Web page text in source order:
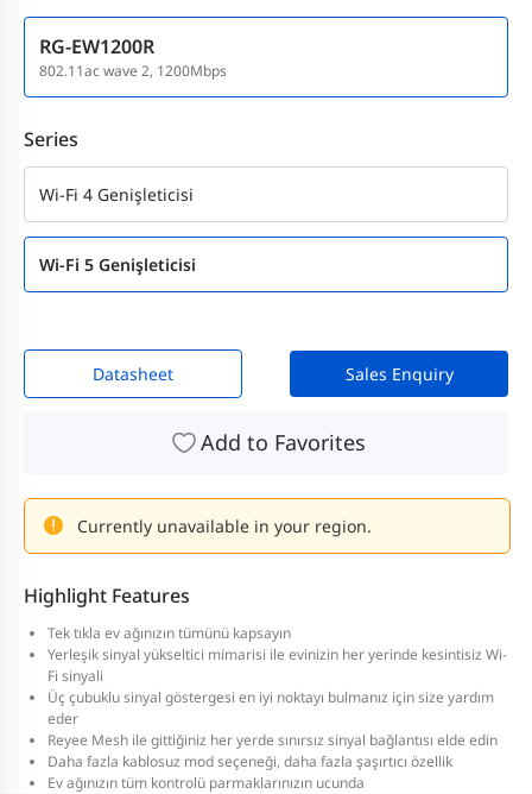
RG-EW1200R
802.11ac wave 2, 1200Mbps
Series
Wi-Fi 4 Genişleticisi
Wi-Fi 5 Genişleticisi
Datasheet Sales Enquiry
Add to Favorites
Currently unavailable in your region.
Highlight Features
Tek tıkla ev ağınızın tümünü kapsayın
Yerleşik sinyal yükseltici mimarisi ile evinizin her yerinde kesintisiz Wi-
Fi sinyali
Üç çubuklu sinyal göstergesi en iyi noktayı bulmanız için size yardım
eder
Reyee Mesh ile gittiğiniz her yerde sınırsız sinyal bağlantısı elde edin
Daha fazla kablosuz mod seçeneği, daha fazla şaşırtıcı özellik
Ev ağınızın tüm kontrolü parmaklarınızın ucunda